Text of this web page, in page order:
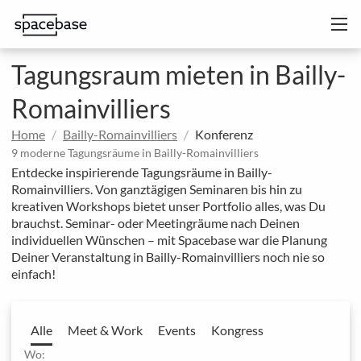
Tagungsraum mieten in Bailly-
Romainvilliers
Home Bailly-Romainvilliers Konferenz
9 moderne Tagungsräume in Bailly-Romainvilliers
Entdecke inspirierende Tagungsräume in Bailly-
Romainvilliers. Von ganztägigen Seminaren bis hin zu
kreativen Workshops bietet unser Portfolio alles, was Du
brauchst. Seminar- oder Meetingräume nach Deinen
individuellen Wünschen – mit Spacebase war die Planung
Deiner Veranstaltung in Bailly-Romainvilliers noch nie so
einfach!
Alle Meet & Work Events Kongress
Wo: